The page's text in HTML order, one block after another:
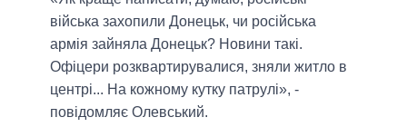
війська захопили Донецьк, чи російська
армія зайняла Донецьк? Новини такі.
Офіцери розквартирувалися, зняли житло в
центрі... На кожному кутку патрулі», -
повідомляє Олевський.